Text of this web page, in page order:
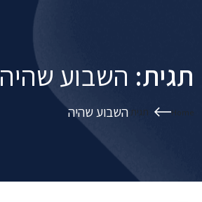
תגית: השבוע שהיה
Home תגית:השבוע שהיה